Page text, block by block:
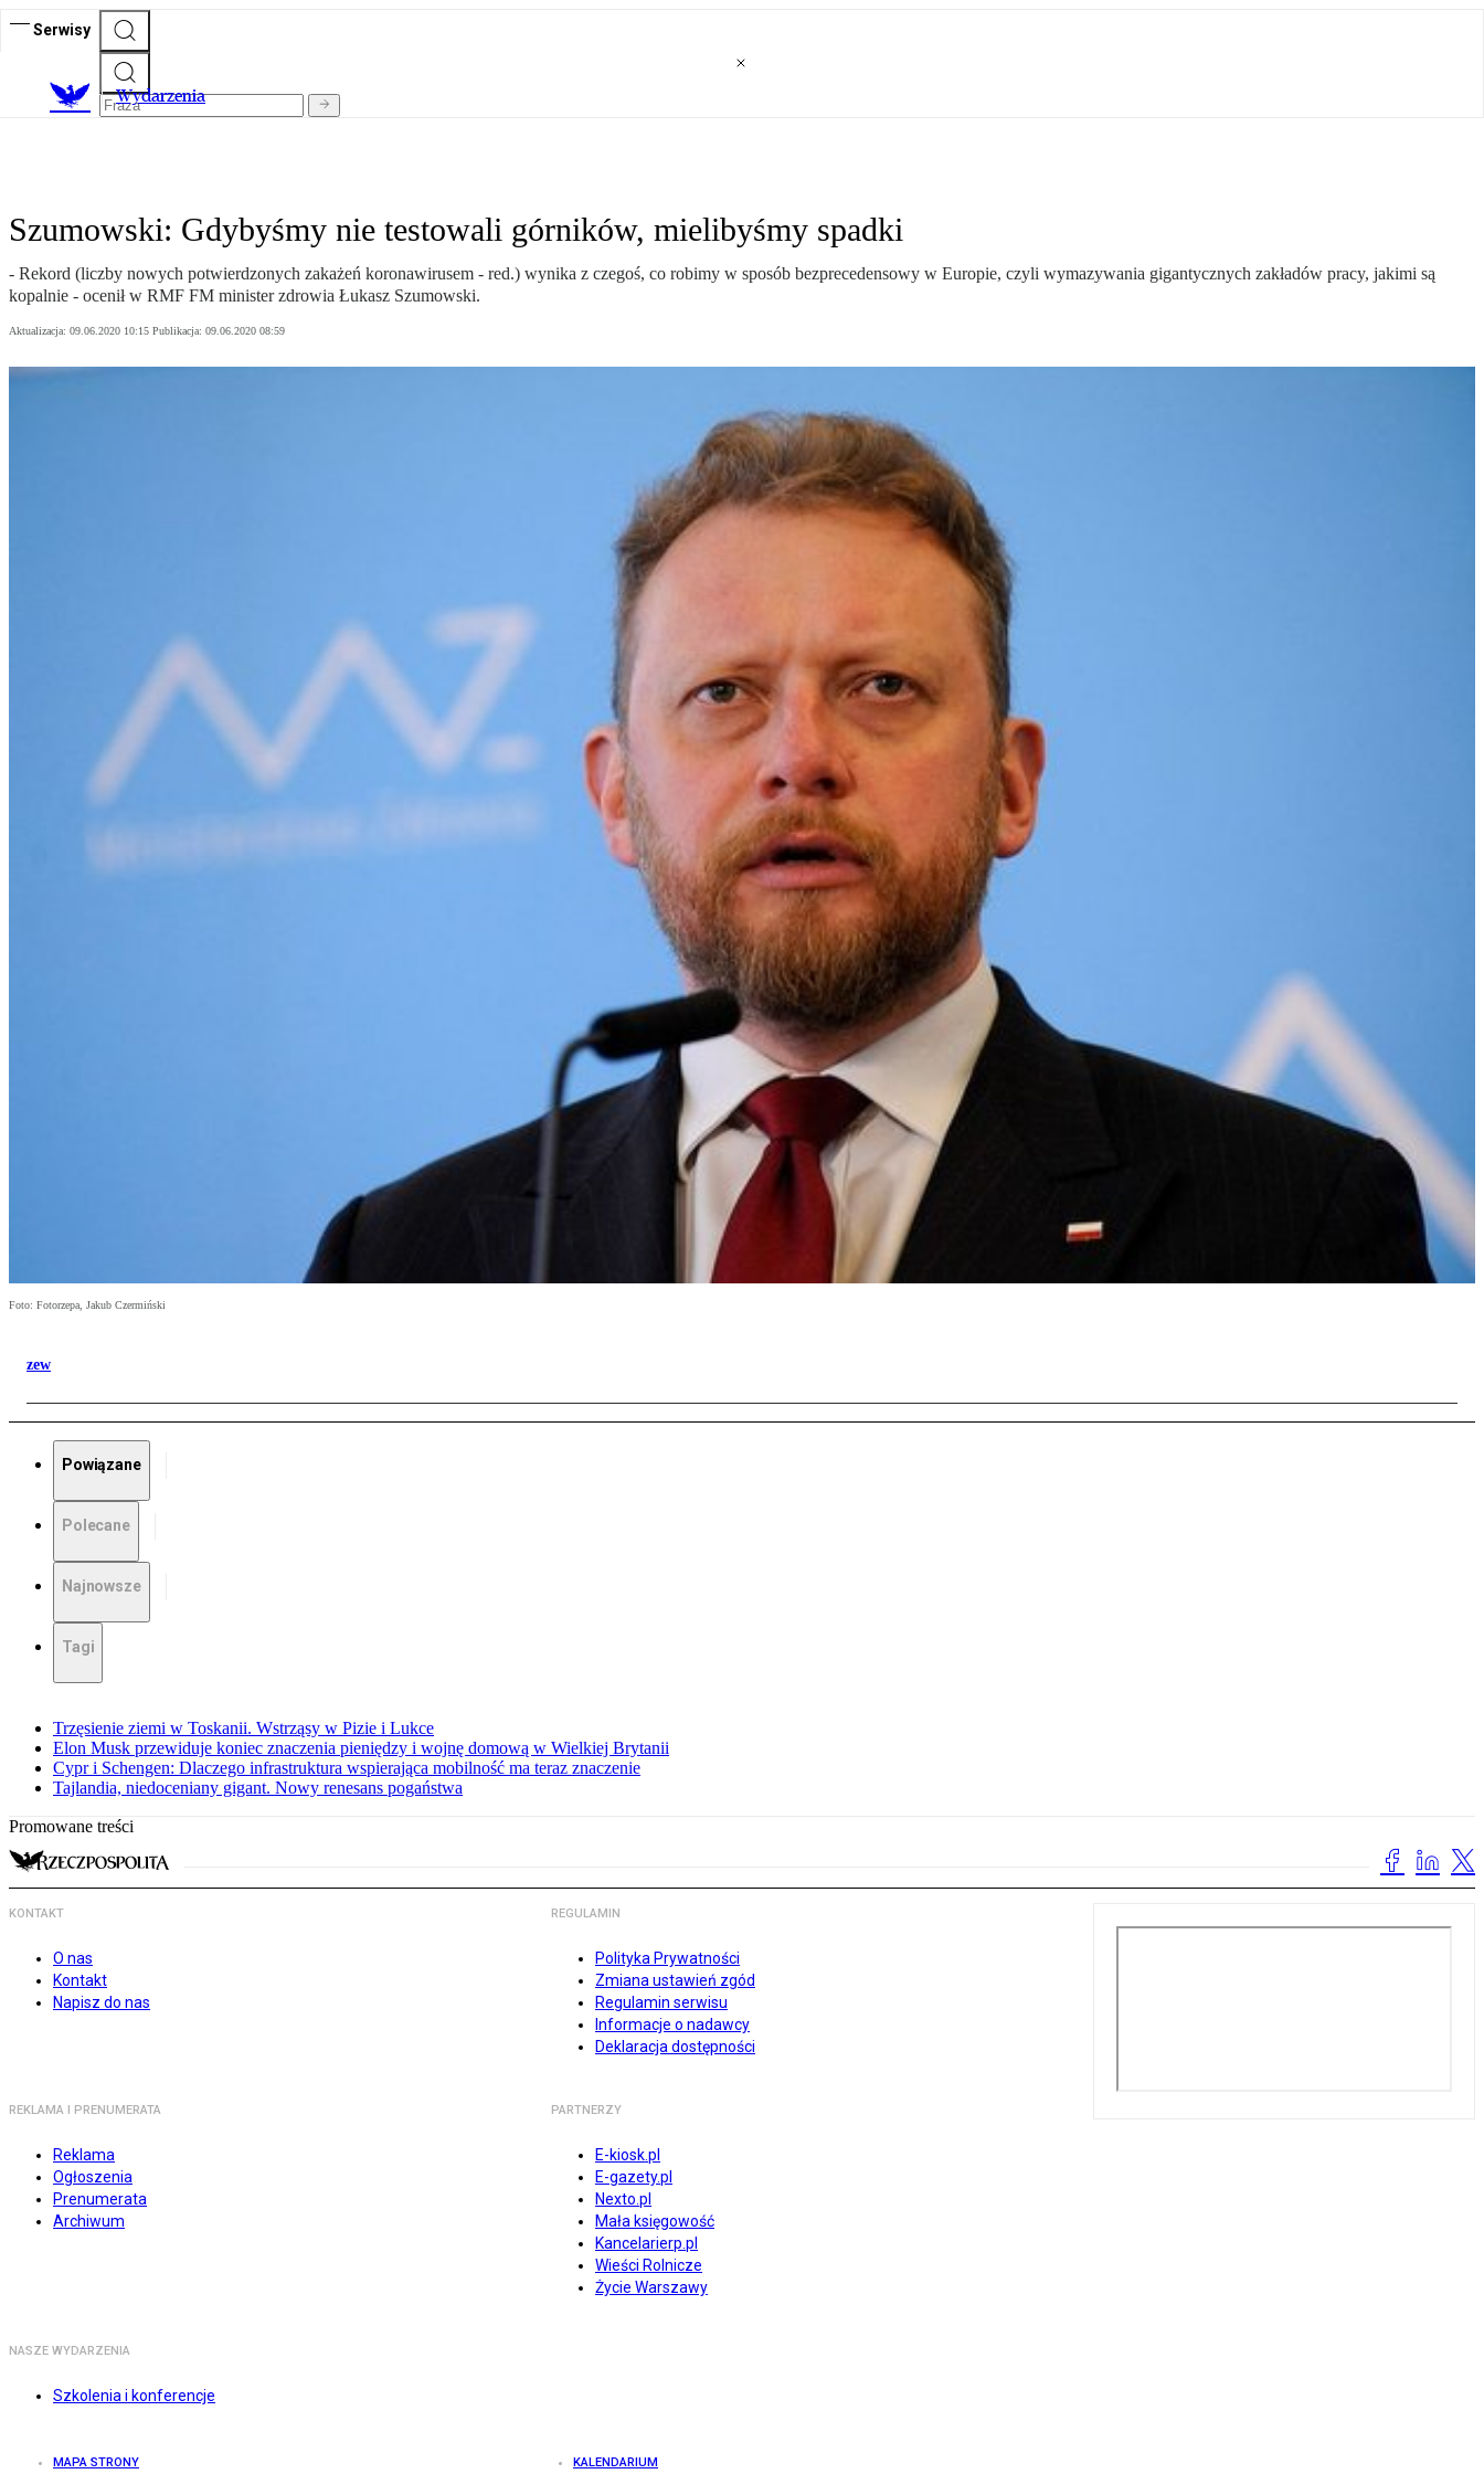
Serwisy
Wydarzenia
Szumowski: Gdybyśmy nie testowali górników, mielibyśmy spadki
- Rekord (liczby nowych potwierdzonych zakażeń koronawirusem - red.) wynika z czegoś, co robimy w sposób bezprecedensowy w Europie, czyli wymazywania gigantycznych zakładów pracy, jakimi są
kopalnie - ocenił w RMF FM minister zdrowia Łukasz Szumowski.
Aktualizacja: 09.06.2020 10:15 Publikacja: 09.06.2020 08:59
Foto: Fotorzepa, Jakub Czermiński
zew
Powiązane
Polecane
Najnowsze
Tagi
Trzęsienie ziemi w Toskanii. Wstrząsy w Pizie i Lukce
Elon Musk przewiduje koniec znaczenia pieniędzy i wojnę domową w Wielkiej Brytanii
Cypr i Schengen: Dlaczego infrastruktura wspierająca mobilność ma teraz znaczenie
Tajlandia, niedoceniany gigant. Nowy renesans pogaństwa
Promowane treści
KONTAKT
O nas
Kontakt
Napisz do nas
REGULAMIN
Polityka Prywatności
Zmiana ustawień zgód
Regulamin serwisu
Informacje o nadawcy
Deklaracja dostępności
REKLAMA I PRENUMERATA
Reklama
Ogłoszenia
Prenumerata
Archiwum
PARTNERZY
E-kiosk.pl
E-gazety.pl
Nexto.pl
Mała księgowość
Kancelarierp.pl
Wieści Rolnicze
Życie Warszawy
NASZE WYDARZENIA
Szkolenia i konferencje
MAPA STRONY KALENDARIUM